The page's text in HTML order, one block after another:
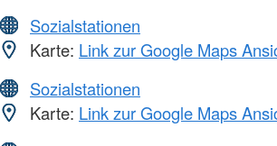
Sozialstationen
Karte: Link zur Google Maps
Sozialstationen
Karte: Link zur Google Maps